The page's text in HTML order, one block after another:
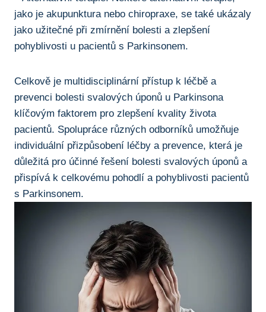
jako je akupunktura nebo chiropraxe, se ‍také ‍ukázaly
jako užitečné při zmírnění⁢ bolesti a zlepšení
pohyblivosti u pacientů s Parkinsonem.
Celkově je⁤ multidisciplinární přístup‌ k léčbě a
prevenci ⁤bolesti svalových úponů‌ u⁣ Parkinsona
klíčovým ​faktorem ‍pro zlepšení kvality​ života
pacientů. ​Spolupráce ​různých ⁢odborníků umožňuje
individuální​ přizpůsobení léčby⁢ a prevence, která je
důležitá pro účinné řešení​ bolesti svalových‌ úponů a
‍přispívá ‌k celkovému⁤ pohodlí a pohyblivosti pacientů
‍s⁣ Parkinsonem.